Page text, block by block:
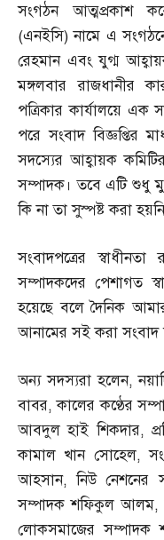
সংগঠন আত্মপ্রকাশ
(এনইসি)নামে এ
রেহমান এবং যুগ্ম
মঙ্গলবার রাজধানীর
পত্রিকার কার্যালয়ে এক
পরে সংবাদ বিজ্ঞপ্তির
সদস্যের আহ্বায়ক
সম্পাদক। তবে এটি শুধু
কি না তা সুস্পষ্ট করা
সংবাদপত্রের স্বাধীনতা
সম্পাদকদের পেশাগত
হয়েছে বলে দৈনিক
আনামের সই করা সংবাদ
অন্য সদস্যরা হলেন,
বাবর,কালের কণ্ঠের
আবদুল হাই শিকদার,
কামাল খান সোহেল,
আহসান,নিউ নেশনের
সম্পাদক শফিকুল আলম,
লোকসমাজের সম্পাদক